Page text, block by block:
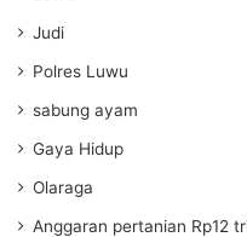
Judi
Polres Luwu
sabung ayam
Gaya Hidup
Olaraga
Anggaran pertanian Rp12